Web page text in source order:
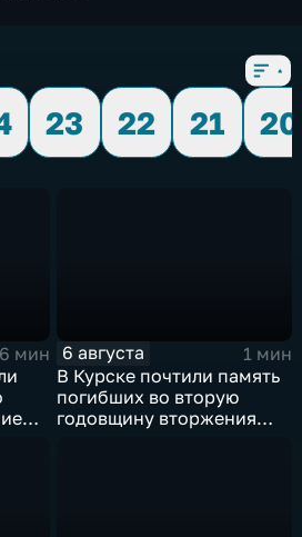
23 22 21
20
6 мин
6 августа
1 мин
В Курске почтили память
погибших во вторую
годовщину вторжения